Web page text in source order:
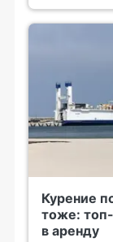
Курение
тоже:
в аренду